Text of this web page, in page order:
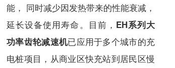
能， 同时减少因发热带来的性能衰减，
延长设备使用寿命。目前， EH系列大
功率齿轮减速机已应用于多个城市的充
电桩项目，从商业区快充站到居民区慢